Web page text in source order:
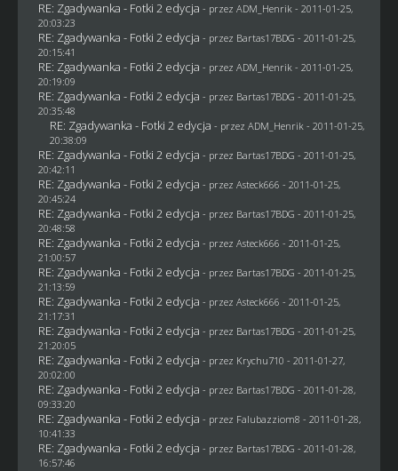
RE: Zgadywanka - Fotki 2 edycja - przez ADM_Henrik - 2011-01-25,
20:03:23
RE: Zgadywanka - Fotki 2 edycja - przez Bartas17BDG - 2011-01-25,
20:15:41
RE: Zgadywanka - Fotki 2 edycja - przez ADM_Henrik - 2011-01-25,
20:19:09
RE: Zgadywanka - Fotki 2 edycja - przez Bartas17BDG - 2011-01-25,
20:35:48
RE: Zgadywanka - Fotki 2 edycja - przez ADM_Henrik - 2011-01-25,
20:38:09
RE: Zgadywanka - Fotki 2 edycja - przez Bartas17BDG - 2011-01-25,
20:42:11
RE: Zgadywanka - Fotki 2 edycja - przez Asteck666 - 2011-01-25,
20:45:24
RE: Zgadywanka - Fotki 2 edycja - przez Bartas17BDG - 2011-01-25,
20:48:58
RE: Zgadywanka - Fotki 2 edycja - przez Asteck666 - 2011-01-25,
21:00:57
RE: Zgadywanka - Fotki 2 edycja - przez Bartas17BDG - 2011-01-25,
21:13:59
RE: Zgadywanka - Fotki 2 edycja - przez Asteck666 - 2011-01-25,
21:17:31
RE: Zgadywanka - Fotki 2 edycja - przez Bartas17BDG - 2011-01-25,
21:20:05
RE: Zgadywanka - Fotki 2 edycja - przez Krychu710 - 2011-01-27,
20:02:00
RE: Zgadywanka - Fotki 2 edycja - przez Bartas17BDG - 2011-01-28,
09:33:20
RE: Zgadywanka - Fotki 2 edycja - przez Falubazziom8 - 2011-01-28,
10:41:33
RE: Zgadywanka - Fotki 2 edycja - przez Bartas17BDG - 2011-01-28,
16:57:46